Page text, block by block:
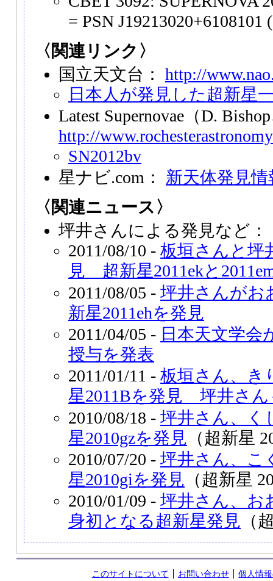
= PSN J19213020+6108101
〈関連リンク〉
国立天文台： http://
日本人が発見した超新星
Latest Supernovae（D.
http://
SN2012bv
星ナビ.com： 新天体発見情
〈関連ニュース〉
坪井さんによる発見など：
2011/08/10 - 板垣さんと坪
見 超新星2011ekと
2011/08/05 - 坪井さんがお
新星2011ehを発見
2011/04/05 - 日本天文学会
授与を発表
2011/01/11 - 板垣さん、き
星2011Bを発見 坪井さん
2010/08/18 - 坪井さん、く
星2010gzを発見 （超新星
2010/07/20 - 坪井さん、こ
星2010giを発見 （超新星
2010/01/09 - 坪井さん、お
身初となる超新星発見 （
このサイトについて お問い合わせ 個人情